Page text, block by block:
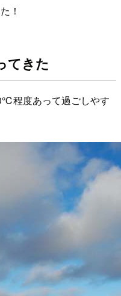
！
てきた
程度あって過ごしやす